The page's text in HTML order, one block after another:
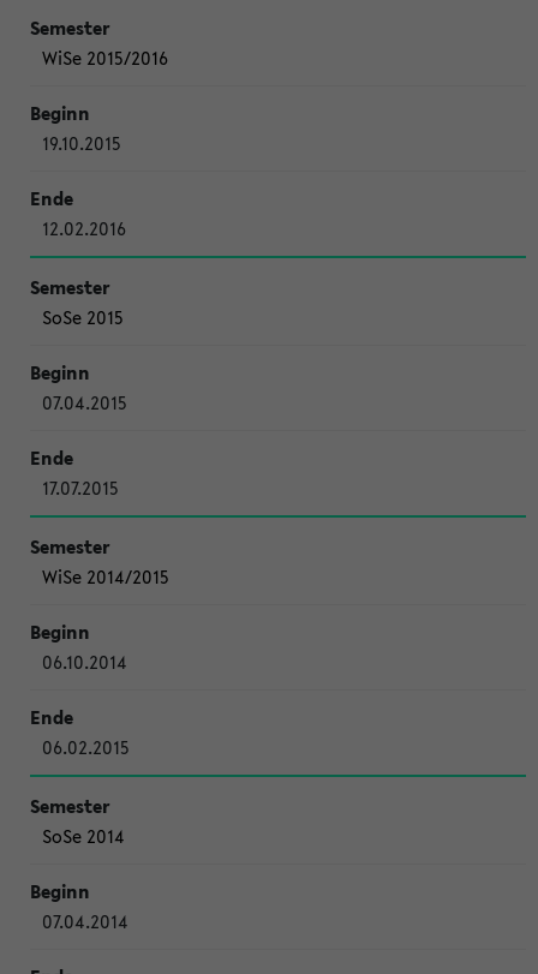
WiSe 2015/2016
19.10.2015
12.02.2016
SoSe 2015
07.04.2015
17.07.2015
WiSe 2014/2015
06.10.2014
06.02.2015
SoSe 2014
07.04.2014